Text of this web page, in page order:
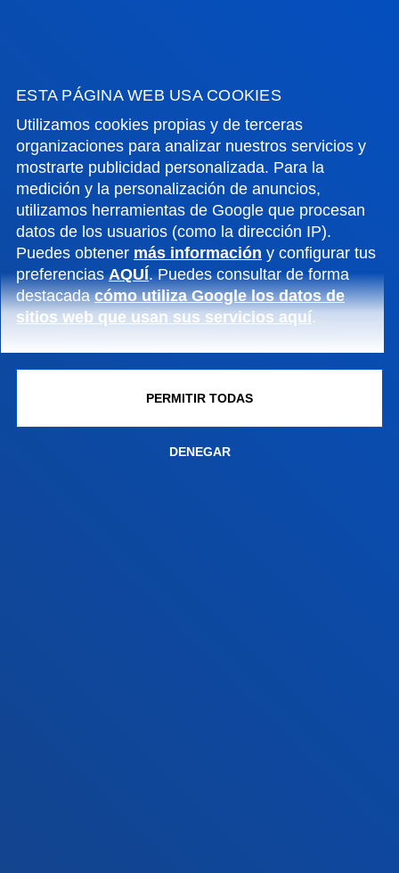
ESTA PÁGINA WEB USA COOKIES
Utilizamos cookies propias y de terceras
organizaciones para analizar nuestros servicios y
mostrarte publicidad personalizada. Para la
medición y la personalización de anuncios,
utilizamos herramientas de Google que procesan
datos de los usuarios (como la dirección IP).
Puedes obtener más información y configurar tus
preferenciasAQUÍ. Puedes consultar de forma
destacadacómo utiliza Google los datos de
sitios web que usan sus servicios aquí.
PERMITIR TODAS
DENEGAR
GESTIONES Y TRÁMITES
Campus Bilbao
Conoce el campus
+34 944 139 000
Contacto
Campus San Sebastián
Conoce el campus
+34 943 326 600
Contacto